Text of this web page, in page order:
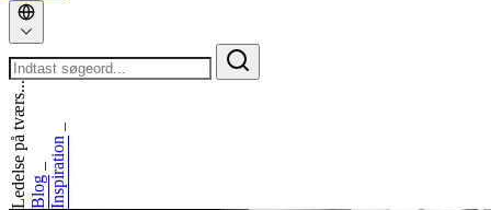
Inspiration
_
Blog
_
Ledelse på tværs...